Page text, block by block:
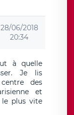
28/06/2018
20:34
à quelle
Je lis
des
et
le plus vite